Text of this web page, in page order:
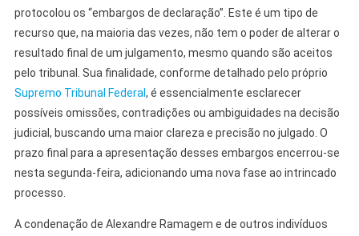
protocolou os “embargos de declaração”. Este é um tipo de
recurso que, na maioria das vezes, não tem o poder de alterar o
resultado final de um julgamento, mesmo quando são aceitos
pelo tribunal. Sua finalidade, conforme detalhado pelo próprio
Supremo Tribunal Federal , é essencialmente esclarecer
possíveis omissões, contradições ou ambiguidades na decisão
judicial, buscando uma maior clareza e precisão no julgado. O
prazo final para a apresentação desses embargos encerrou-se
nesta segunda-feira, adicionando uma nova fase ao intrincado
processo.
A condenação de Alexandre Ramagem e de outros indivíduos